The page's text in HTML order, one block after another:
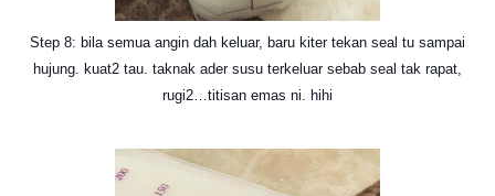
Step 8: bila semua angin dah keluar, baru kiter tekan seal tu sampai
hujung. kuat2 tau. taknak ader susu terkeluar sebab seal tak rapat,
rugi2…titisan emas ni. hihi